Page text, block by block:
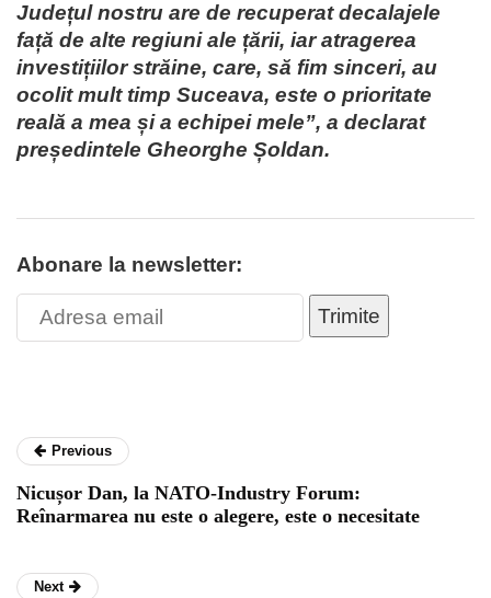
Județul nostru are de recuperat decalajele
față de alte regiuni ale țării, iar atragerea
investițiilor străine, care, să fim sinceri, au
ocolit mult timp Suceava, este o prioritate
reală a mea și a echipei mele”, a declarat
președintele Gheorghe Șoldan.
Abonare la newsletter:
Trimite
Previous
Nicușor Dan, la NATO-Industry Forum:
Reînarmarea nu este o alegere, este o necesitate
Next